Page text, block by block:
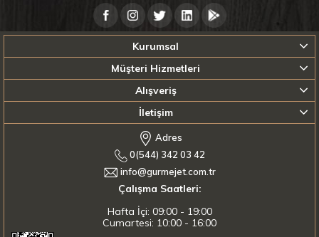
Kurumsal
Müşteri Hizmetleri
Alışveriş
İletişim
Adres
0(544) 342 03 42
info@gurmejet.com.tr
Çalışma Saatleri:
Hafta İçi: 09:00 - 19:00
Cumartesi: 10:00 - 16:00